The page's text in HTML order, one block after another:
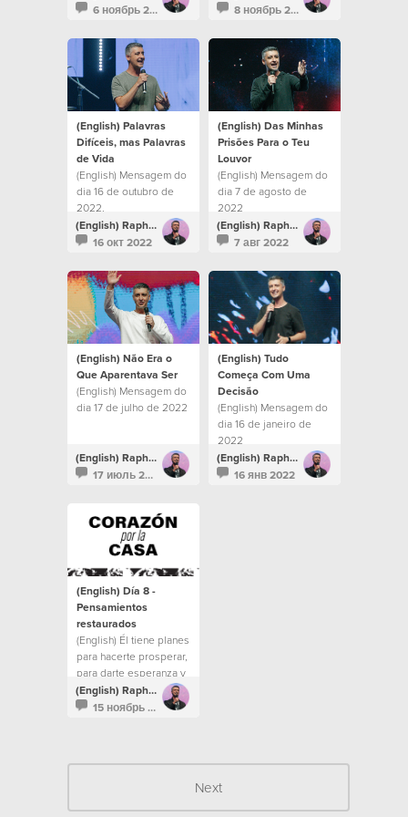
6 ноябрь 2022
amarmos a Deus, Ele
8 ноябрь 2022
(English) Palavras
Difíceis, mas Palavras
de Vida
(English) Mensagem do
dia 16 de outubro de
2022.
(English) Raphael Galante
16 окт 2022
(English) Das Minhas
Prisões Para o Teu
Louvor
(English) Mensagem do
dia 7 de agosto de
2022
(English) Raphael Galante
7 авг 2022
(English) Não Era o
Que Aparentava Ser
(English) Mensagem do
dia 17 de julho de 2022
(English) Raphael Galante
17 июль 2022
(English) Tudo
Começa Com Uma
Decisão
(English) Mensagem do
dia 16 de janeiro de
2022
(English) Raphael Galante
16 янв 2022
(English) Día 8 -
Pensamientos
restaurados
(English) Él tiene planes
para hacerte prosperar,
para darte esperanza y
un futuro. No dejes que
tus pensamientos
(English) Raphael Galante
15 ноябрь 2021
Next